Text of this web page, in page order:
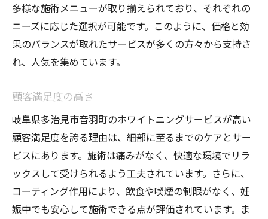
多様な施術メニューが取り揃えられており、それぞれの
ニーズに応じた選択が可能です。このように、価格と効
果のバランスが取れたサービスが多くの方々から支持さ
れ、人気を集めています。
顧客満足度の高さ
岐阜県多治見市音羽町のホワイトニングサービスが高い
顧客満足度を誇る理由は、細部に至るまでのケアとサー
ビスにあります。施術は痛みがなく、快適な環境でリラ
ックスして受けられるよう工夫されています。さらに、
コーティング作用により、飲食や喫煙の制限がなく、妊
娠中でも安心して施術できる点が評価されています。ま